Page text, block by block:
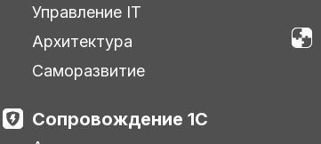
Управление IT
Архитектура
Саморазвитие
Сопровождение 1С